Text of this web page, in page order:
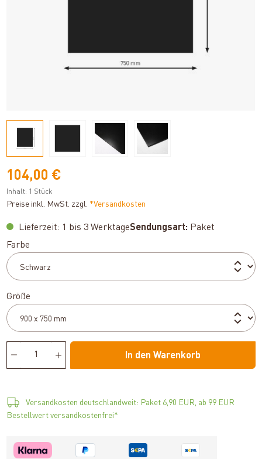
104,00 €
Inhalt: 1 Stück
Preise inkl. MwSt. zzgl. *Versandkosten
Lieferzeit: 1 bis 3 WerktageSendungsart: Paket
Farbe
Größe
In den Warenkorb
Versandkosten deutschlandweit: Paket 6,90 EUR, ab 99 EUR
Bestellwert versandkostenfrei*